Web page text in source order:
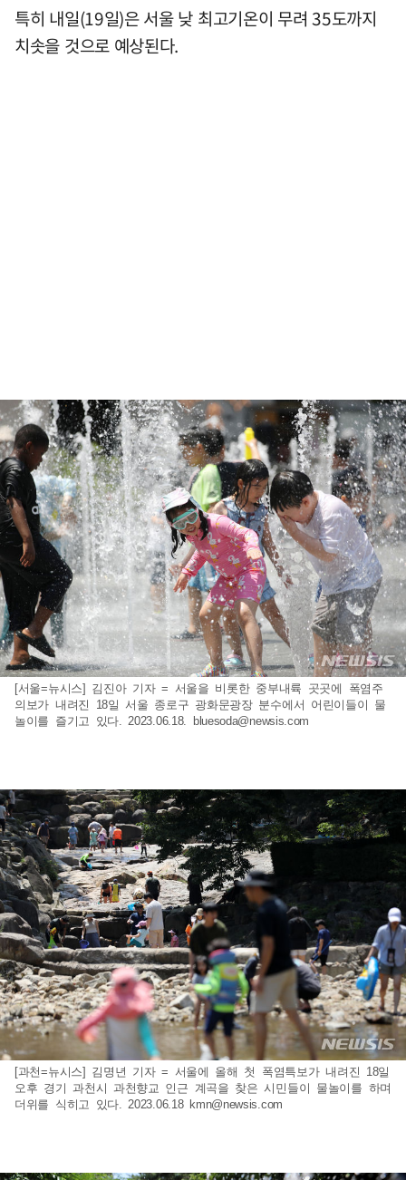
특히 내일(19일)은 서울 낮 최고기온이 무려 35도까지
치솟을 것으로 예상된다.
[서울=뉴시스] 김진아 기자 = 서울을 비롯한 중부내륙 곳곳에 폭염주
의보가 내려진 18일 서울 종로구 광화문광장 분수에서 어린이들이 물
놀이를 즐기고 있다. 2023.06.18.
bluesoda@newsis.com
[과천=뉴시스] 김명년 기자 = 서울에 올해 첫 폭염특보가 내려진 18일
오후 경기 과천시 과천향교 인근 계곡을 찾은 시민들이 물놀이를 하며
더위를 식히고 있다. 2023.06.18 kmn@newsis.com